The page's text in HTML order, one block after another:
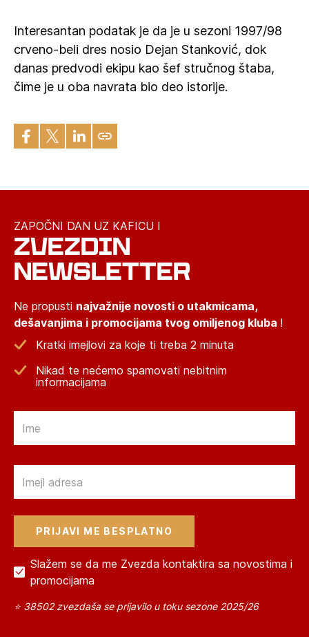
Interesantan podatak je da je u sezoni 1997/98
crveno-beli dres nosio Dejan Stanković, dok
danas predvodi ekipu kao šef stručnog štaba,
čime je u oba navrata bio deo istorije.
ZAPOČNI DAN UZ KAFICU I
ZVEZDIN
NEWSLETTER
Ne propusti najvažnije novosti o utakmicama,
dešavanjima i promocijama tvog omiljenog kluba !
Kratki imejlovi za koje ti treba 2 minuta
Nikad te nećemo spamovati nebitnim
informacijama
Slažem se da me Zvezda kontaktira sa novostima i
promocijama
⭐ 38502 zvezdaša se prijavilo u toku sezone 2025/26